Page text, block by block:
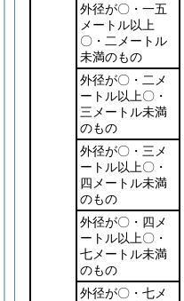
外径が〇・一五
メートル以上
〇・二メートル
未満のもの
外径が〇・二メ
ートル以上〇・
三メートル未満
のもの
外径が〇・三メ
ートル以上〇・
四メートル未満
のもの
外径が〇・四メ
ートル以上〇・
七メートル未満
のもの
外径が〇・七メ